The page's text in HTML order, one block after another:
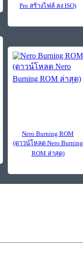
Pro สร้างไฟล์ ลง ISO)
Nero Burning ROM
(ดาวน์โหลด Nero Burning
ROM ล่าสุด)